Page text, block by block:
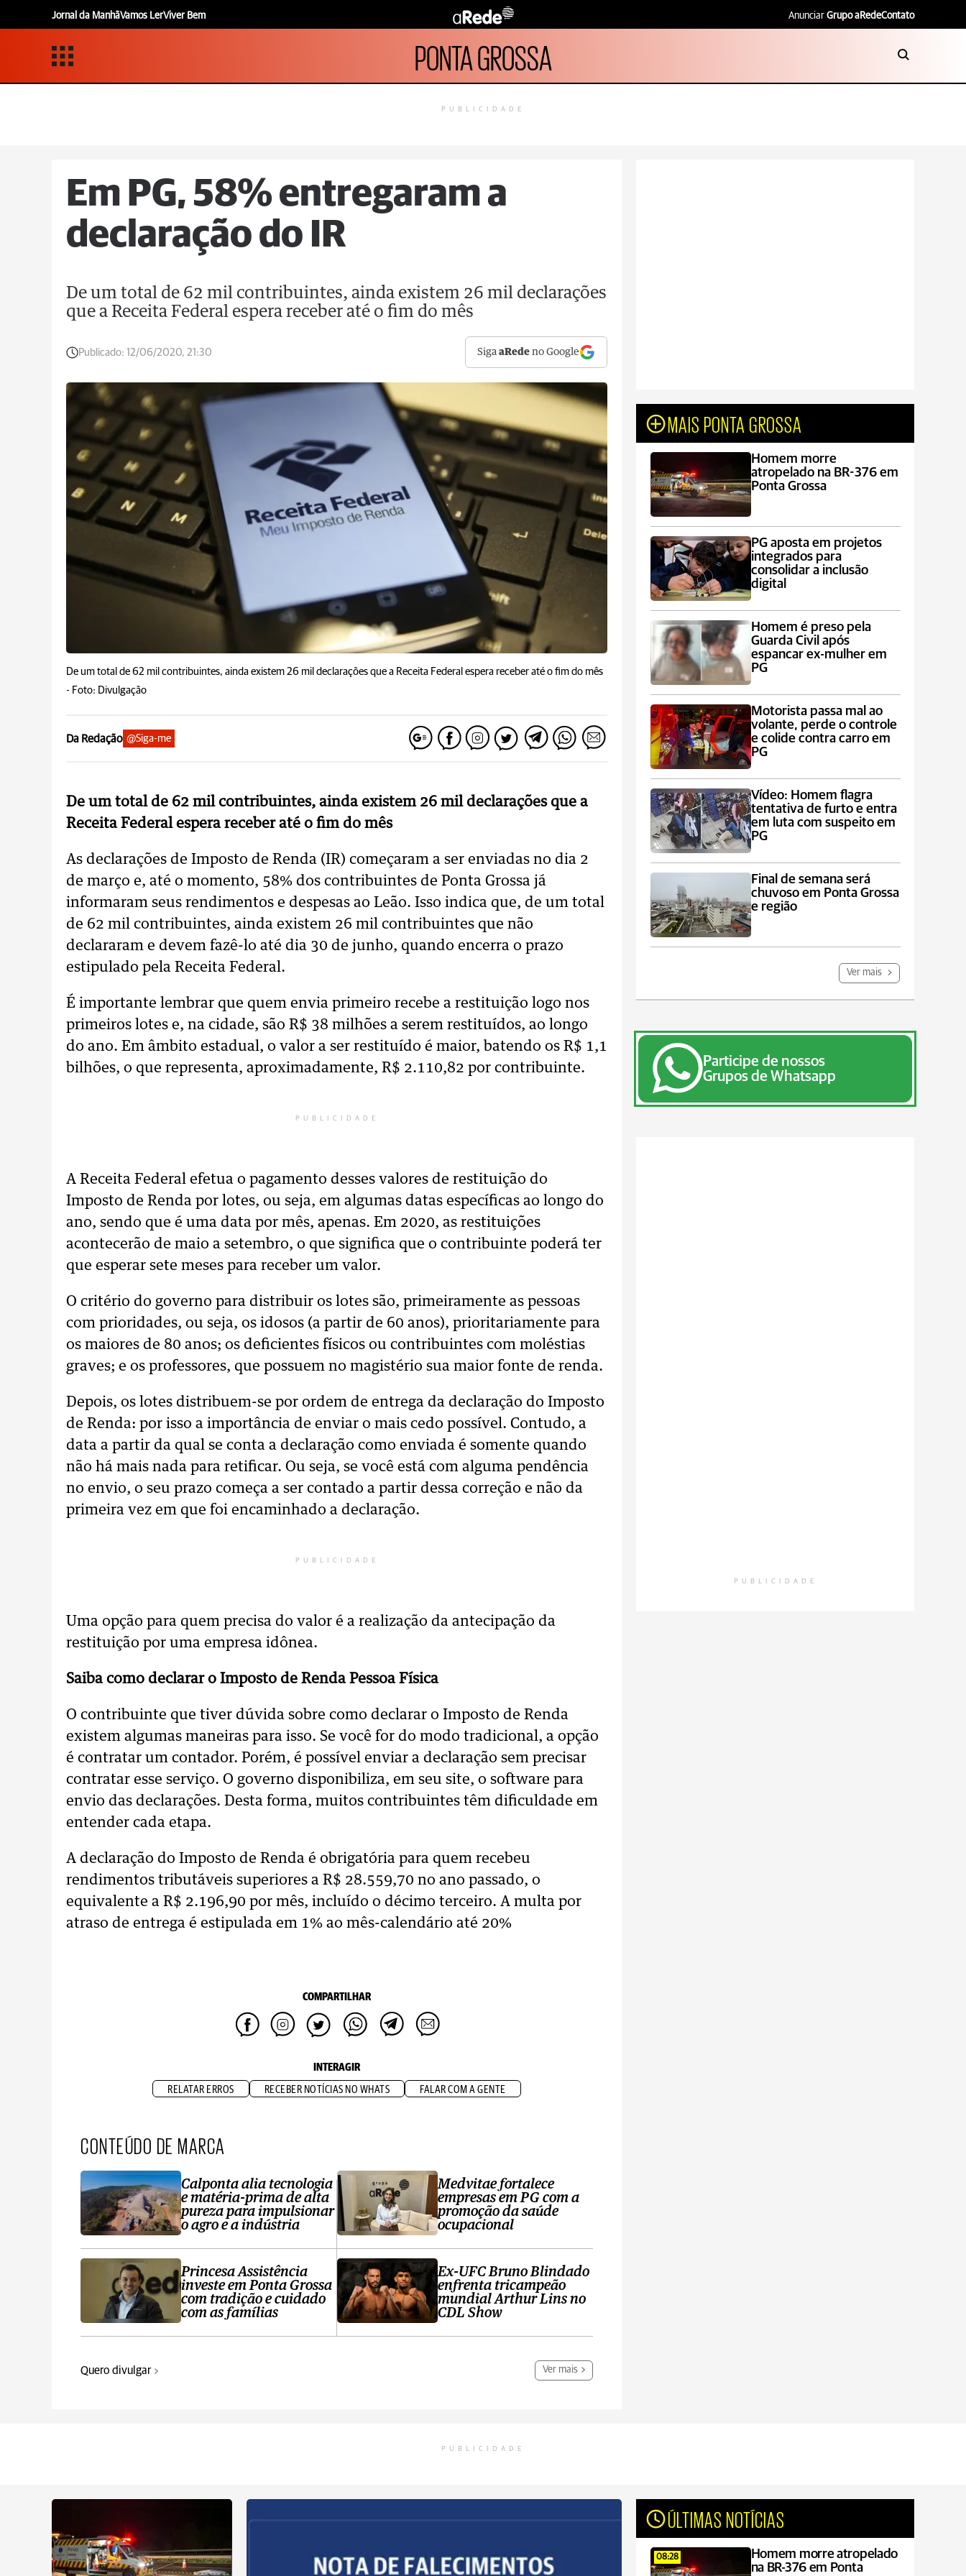
Jornal da ManhãVamos LerViver Bem Anunciar Grupo aRedeContato
PONTA GROSSA
PUBLICIDADE
Em PG, 58% entregaram a
declaração do IR
De um total de 62 mil contribuintes, ainda existem 26 mil declarações
que a Receita Federal espera receber até o fim do mês
Publicado: 12/06/2020, 21:30 SigaaRede no Google
De um total de 62 mil contribuintes, ainda existem 26 mil declarações que a Receita Federal espera receber até o fim do mês
- Foto: Divulgação
Da Redação @Siga-me
De um total de 62 mil contribuintes, ainda existem 26 mil declarações que a
Receita Federal espera receber até o fim do mês
As declarações de Imposto de Renda (IR) começaram a ser enviadas no dia 2
de março e, até o momento, 58% dos contribuintes de Ponta Grossa já
informaram seus rendimentos e despesas ao Leão. Isso indica que, de um total
de 62 mil contribuintes, ainda existem 26 mil contribuintes que não
declararam e devem fazê-lo até dia 30 de junho, quando encerra o prazo
estipulado pela Receita Federal.
É importante lembrar que quem envia primeiro recebe a restituição logo nos
primeiros lotes e, na cidade, são R$ 38 milhões a serem restituídos, ao longo
do ano. Em âmbito estadual, o valor a ser restituído é maior, batendo os R$ 1,1
bilhões, o que representa, aproximadamente, R$ 2.110,82 por contribuinte.
PUBLICIDADE
A Receita Federal efetua o pagamento desses valores de restituição do
Imposto de Renda por lotes, ou seja, em algumas datas específicas ao longo do
ano, sendo que é uma data por mês, apenas. Em 2020, as restituições
acontecerão de maio a setembro, o que significa que o contribuinte poderá ter
que esperar sete meses para receber um valor.
O critério do governo para distribuir os lotes são, primeiramente as pessoas
com prioridades, ou seja, os idosos (a partir de 60 anos), prioritariamente para
os maiores de 80 anos; os deficientes físicos ou contribuintes com moléstias
graves; e os professores, que possuem no magistério sua maior fonte de renda.
Depois, os lotes distribuem-se por ordem de entrega da declaração do Imposto
de Renda: por isso a importância de enviar o mais cedo possível. Contudo, a
data a partir da qual se conta a declaração como enviada é somente quando
não há mais nada para retificar. Ou seja, se você está com alguma pendência
no envio, o seu prazo começa a ser contado a partir dessa correção e não da
primeira vez em que foi encaminhado a declaração.
PUBLICIDADE
Uma opção para quem precisa do valor é a realização da antecipação da
restituição por uma empresa idônea.
Saiba como declarar o Imposto de Renda Pessoa Física
O contribuinte que tiver dúvida sobre como declarar o Imposto de Renda
existem algumas maneiras para isso. Se você for do modo tradicional, a opção
é contratar um contador. Porém, é possível enviar a declaração sem precisar
contratar esse serviço. O governo disponibiliza, em seu site, o software para
envio das declarações. Desta forma, muitos contribuintes têm dificuldade em
entender cada etapa.
A declaração do Imposto de Renda é obrigatória para quem recebeu
rendimentos tributáveis superiores a R$ 28.559,70 no ano passado, o
equivalente a R$ 2.196,90 por mês, incluído o décimo terceiro. A multa por
atraso de entrega é estipulada em 1% ao mês-calendário até 20%
COMPARTILHAR
INTERAGIR
RELATAR ERROS RECEBER NOTÍCIAS NO WHATS FALAR COM A GENTE
CONTEÚDO DE MARCA
Calponta alia tecnologia
e matéria-prima de alta
pureza para impulsionar
o agro e a indústria
Princesa Assistência
investe em Ponta Grossa
com tradição e cuidado
com as famílias
Medvitae fortalece
empresas em PG com a
promoção da saúde
ocupacional
Ex-UFC Bruno Blindado
enfrenta tricampeão
mundial Arthur Lins no
CDL Show
Quero divulgar Ver mais
MAIS PONTA GROSSA
Homem morre
atropelado na BR-376 em
Ponta Grossa
PG aposta em projetos
integrados para
consolidar a inclusão
digital
Homem é preso pela
Guarda Civil após
espancar ex-mulher em
PG
Motorista passa mal ao
volante, perde o controle
e colide contra carro em
PG
Vídeo: Homem flagra
tentativa de furto e entra
em luta com suspeito em
PG
Final de semana será
chuvoso em Ponta Grossa
e região
Ver mais
Participe de nossos
Grupos de Whatsapp
PUBLICIDADE
PUBLICIDADE
ÚLTIMAS NOTÍCIAS
08:28
Homem morre atropelado
na BR-376 em Ponta